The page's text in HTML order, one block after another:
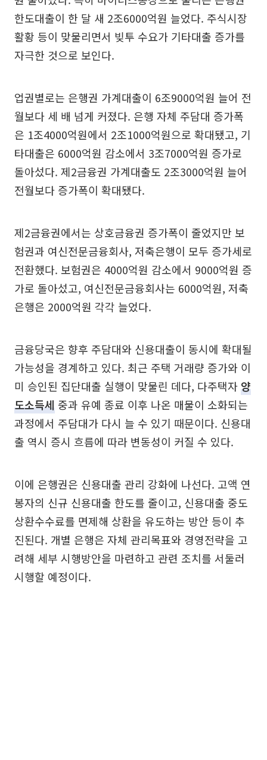
한도대출이 한 달 새 2조6000억원 늘었다. 주식시장
활황 등이 맞물리면서 빚투 수요가 기타대출 증가를
자극한 것으로 보인다.
업권별로는 은행권 가계대출이 6조9000억원 늘어 전
월보다 세 배 넘게 커졌다. 은행 자체 주담대 증가폭
은 1조4000억원에서 2조1000억원으로 확대됐고, 기
타대출은 6000억원 감소에서 3조7000억원 증가로
돌아섰다. 제2금융권 가계대출도 2조3000억원 늘어
전월보다 증가폭이 확대됐다.
제2금융권에서는 상호금융권 증가폭이 줄었지만 보
험권과 여신전문금융회사, 저축은행이 모두 증가세로
전환했다. 보험권은 4000억원 감소에서 9000억원 증
가로 돌아섰고, 여신전문금융회사는 6000억원, 저축
은행은 2000억원 각각 늘었다.
금융당국은 향후 주담대와 신용대출이 동시에 확대될
가능성을 경계하고 있다. 최근 주택 거래량 증가와 이
미 승인된 집단대출 실행이 맞물린 데다, 다주택자양
도소득세 중과 유예 종료 이후 나온 매물이 소화되는
과정에서 주담대가 다시 늘 수 있기 때문이다. 신용대
출 역시 증시 흐름에 따라 변동성이 커질 수 있다.
이에 은행권은 신용대출 관리 강화에 나선다. 고액 연
봉자의 신규 신용대출 한도를 줄이고, 신용대출 중도
상환수수료를 면제해 상환을 유도하는 방안 등이 추
진된다. 개별 은행은 자체 관리목표와 경영전략을 고
려해 세부 시행방안을 마련하고 관련 조치를 서둘러
시행할 예정이다.